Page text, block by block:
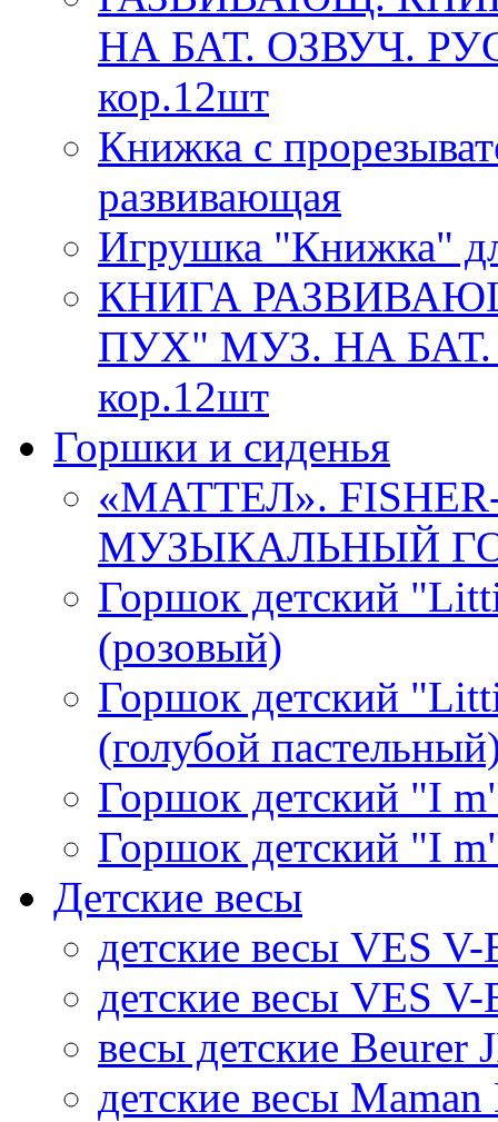
НА БАТ. ОЗВУЧ.
кор.12шт
Книжка с
развивающая
Игрушка "Книжка"
КНИГА
ПУХ" МУЗ. НА
кор.12шт
Горшки и сиденья
«МАТТЕЛ».
МУЗЫКАЛЬНЫЙ
Горшок детский
(розовый)
Горшок детский
(голубой
Горшок детский "I
Горшок детский "I
Детские весы
детские весы VES
детские весы VES
весы детские Beurer
детские весы